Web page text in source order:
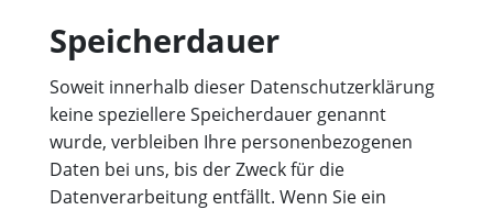
Speicherdauer
Soweit innerhalb dieser Datenschutzerklärung
keine speziellere Speicherdauer genannt
wurde, verbleiben Ihre personenbezogenen
Daten bei uns, bis der Zweck für die
Datenverarbeitung entfällt. Wenn Sie ein